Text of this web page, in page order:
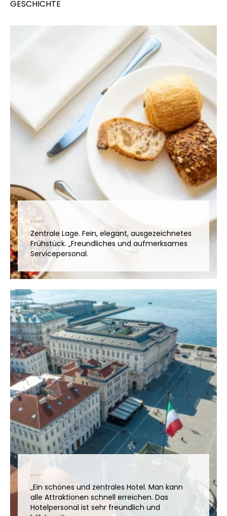
GESCHICHTE
Zentrale Lage. Fein, elegant, ausgezeichnetes
Frühstück. „Freundliches und aufmerksames
Servicepersonal.
„Ein schönes und zentrales Hotel. Man kann
alle Attraktionen schnell erreichen. Das
Hotelpersonal ist sehr freundlich und